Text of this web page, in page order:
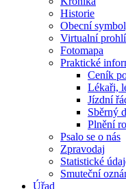
Historie
Obecní
Virtualní
Fotomapa
Praktické
Ceník
Lékaři,
Jízdní
Sběrný
Plnění
Psalo se o nás
Zpravodaj
Statistické
Smuteční
Úřad